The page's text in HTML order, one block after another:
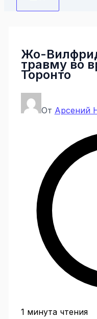
Жо-
травму во
Торонто
От Арсений
1 минута чтения